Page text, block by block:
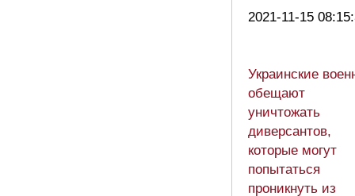
2021-11-15
Украинские
обещают
уничтожать
диверсантов,
которые могут
попытаться
проникнуть из